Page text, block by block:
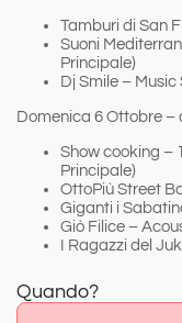
Tamburi di San
Suoni
Principale)
Dj Smile –
Domenica 6 Ottobre –
Show cooking –
Principale)
OttoPiù Street
Giganti i
Giò Filice –
I Ragazzi del
Quando?